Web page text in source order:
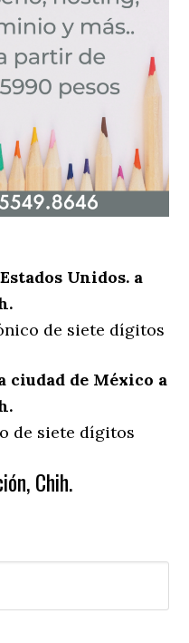
Unidos. a
de siete dígitos
ciudad de México a
de siete dígitos
Chih.